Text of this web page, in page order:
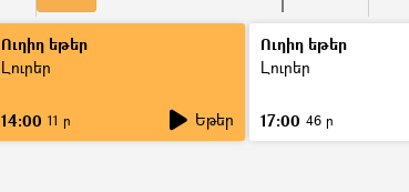
Ուղիղ եթեր
Լուրեր
14:00 11 ր Եթեր
Ուղիղ եթեր
Լուրեր
17:00 46 ր